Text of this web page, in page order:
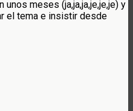
unos meses (ja,ja,ja,je,je,je) y
el tema e insistir desde